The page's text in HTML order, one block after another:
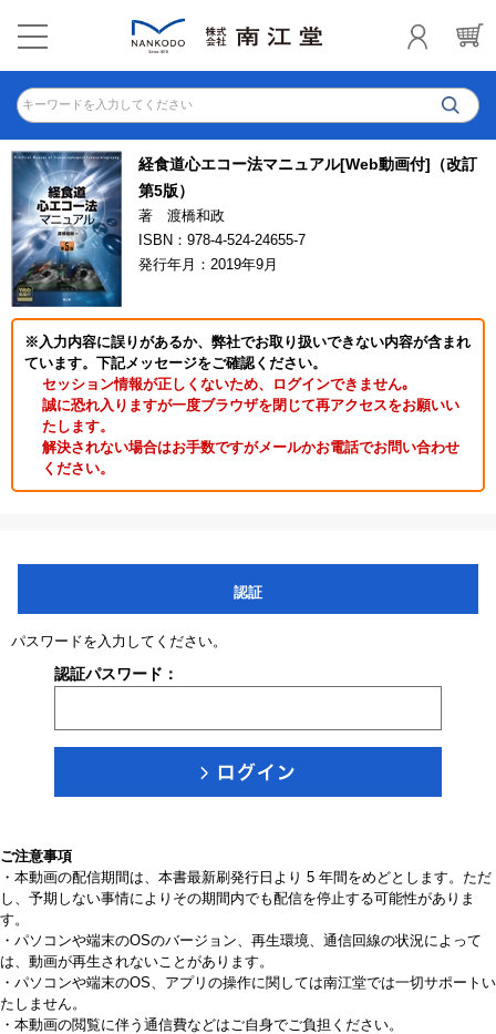
キーワードを入力してください
経食道心エコー法マニュアル[Web動画付]（改訂
第5版）
著 渡橋和政
ISBN：978-4-524-24655-7
発行年月：2019年9月
※入力内容に誤りがあるか、弊社でお取り扱いできない内容が含まれ
ています。下記メッセージをご確認ください。
セッション情報が正しくないため、ログインできません｡
誠に恐れ入りますが一度ブラウザを閉じて再アクセスをお願いい
たします。
解決されない場合はお手数ですがメールかお電話でお問い合わせ
ください。
認証
パスワードを入力してください。
認証パスワード：
ご注意事項
・本動画の配信期間は、本書最新刷発行日より 5 年間をめどとします。ただ
し、予期しない事情によりその期間内でも配信を停止する可能性がありま
す。
・パソコンや端末のOSのバージョン、再生環境、通信回線の状況によって
は、動画が再生されないことがあります。
・パソコンや端末のOS、アプリの操作に関しては南江堂では一切サポートい
たしません。
・本動画の閲覧に伴う通信費などはご自身でご負担ください。